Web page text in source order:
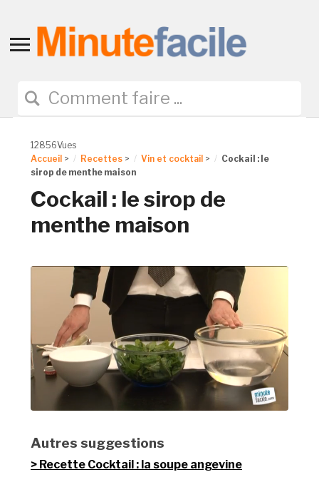
Toggle
navigation
12856Vues
Accueil > Recettes > Vin et cocktail >
Cockail : le
sirop de menthe maison
Cockail : le sirop de
menthe maison
Autres suggestions
Recette Cocktail : la soupe angevine